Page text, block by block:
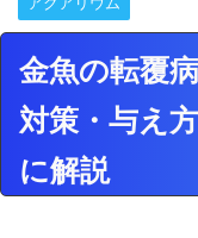
金魚の転覆
対策・与え
に解説